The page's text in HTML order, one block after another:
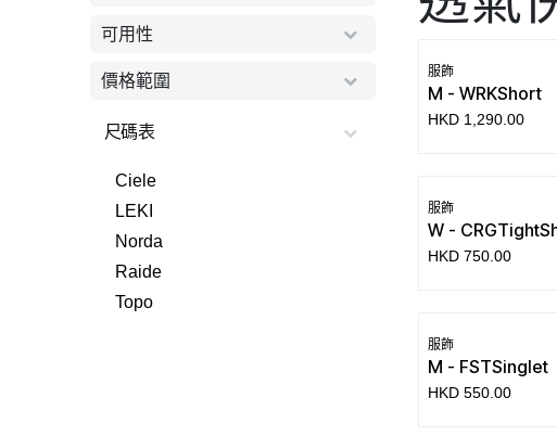
可用性
價格範圍
尺碼表
Ciele
LEKI
Norda
Raide
Topo
服飾
M - WRKShort
HKD 1,290.00
服飾
W -
HKD 750.00
服飾
M - FSTSinglet
HKD 550.00